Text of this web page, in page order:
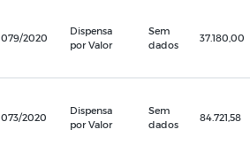
079/2020
Dispensa
por Valor
Sem
dados
37.180,00
073/2020
Dispensa
por Valor
Sem
dados
84.721,58